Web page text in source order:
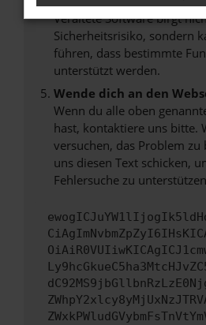
Veraltete Software birgt
Sicherheitsrisiko, sondern
führen, dass bestimmte
unterstützt werden.
Wende dich an den
Wenn du alle oben
hast, kontaktiere uns bitte.
versuchen, das Problem zu
uns diesen Text schicken,
Fehlersuche zu